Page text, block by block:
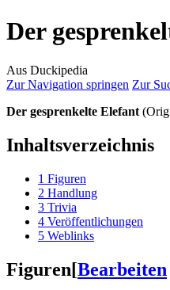
Der
Aus Duckipedia
Zur Navigation springen Zur
Der gesprenkelte Elefant
Inhaltsverzeichnis
1 Figuren
2 Handlung
3 Trivia
4 Veröffentlichungen
5 Weblinks
Figuren[Bearbeiten